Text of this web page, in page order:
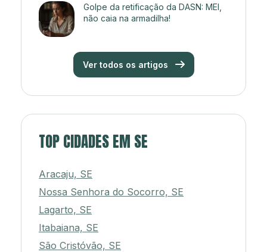
Golpe da retificação da DASN: MEI,
não caia na armadilha!
Ver todos os artigos
TOP CIDADES EM SE
Aracaju, SE
Nossa Senhora do Socorro, SE
Lagarto, SE
Itabaiana, SE
São Cristóvão, SE